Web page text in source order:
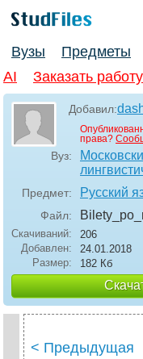
Вузы Предметы
AI
Заказать работу
Добавил:
права?
Вуз:
Предмет: Русский
Файл:
Скачиваний:
206
Добавлен:
24.01.2018
Размер:
182 Кб
< Предыдущая